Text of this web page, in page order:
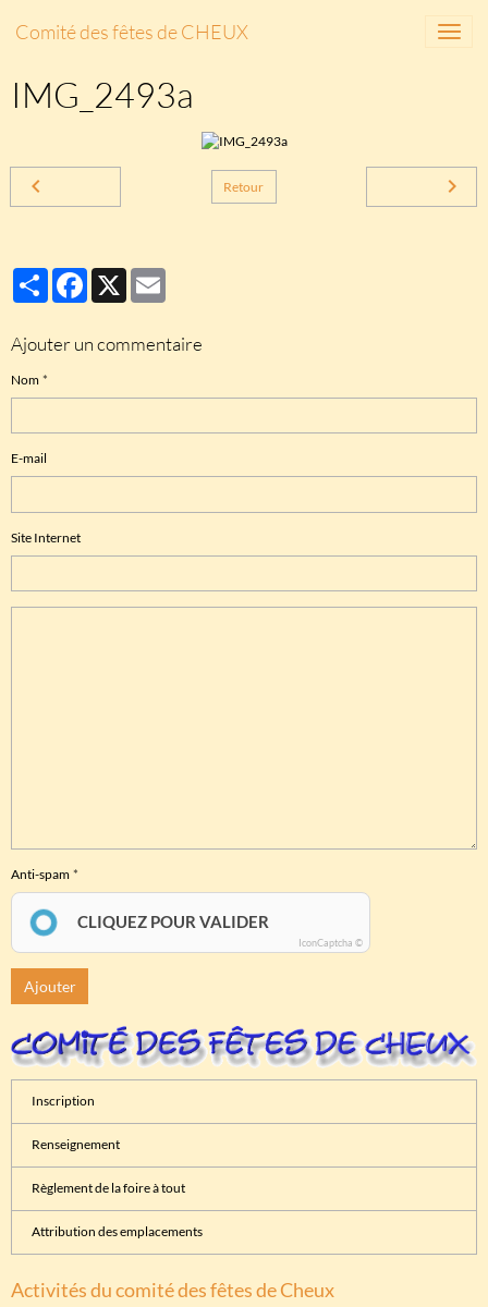
Comité des fêtes de CHEUX
IMG_2493a
Retour
PartagerFacebook
X
Ajouter un commentaire
Nom
E-mail
Site Internet
Anti-spam
CLIQUEZ POUR VALIDER
IconCaptcha ©
Ajouter
Inscription
Renseignement
Règlement de la foire à tout
Attribution des emplacements
Activités du comité des fêtes de Cheux